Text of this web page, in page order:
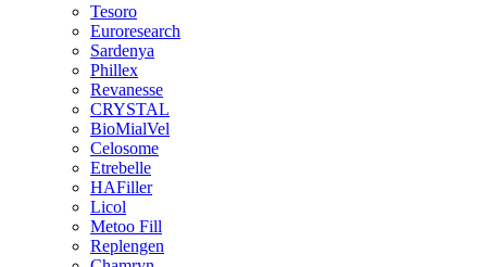
Tesoro
Euroresearch
Sardenya
Phillex
Revanesse
CRYSTAL
BioMialVel
Celosome
Etrebelle
HAFiller
Licol
Metoo Fill
Replengen